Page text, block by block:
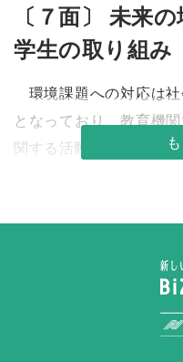
〔７面〕 未来
学生の取り組み
環境課題への対応は
となっており、教育機
関する活動が盛んにな
ファッション産業は大
どにより、環境負荷が
こうした中、文化学園